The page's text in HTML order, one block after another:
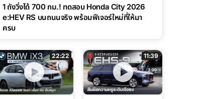
1 ถังวิ่งได้ 700 กม.! ทดสอบ Honda City 2026
e:HEV RS บนถนนจริง พร้อมฟีเจอร์ใหม่ที่ให้มา
ครบ
22:22 11:39